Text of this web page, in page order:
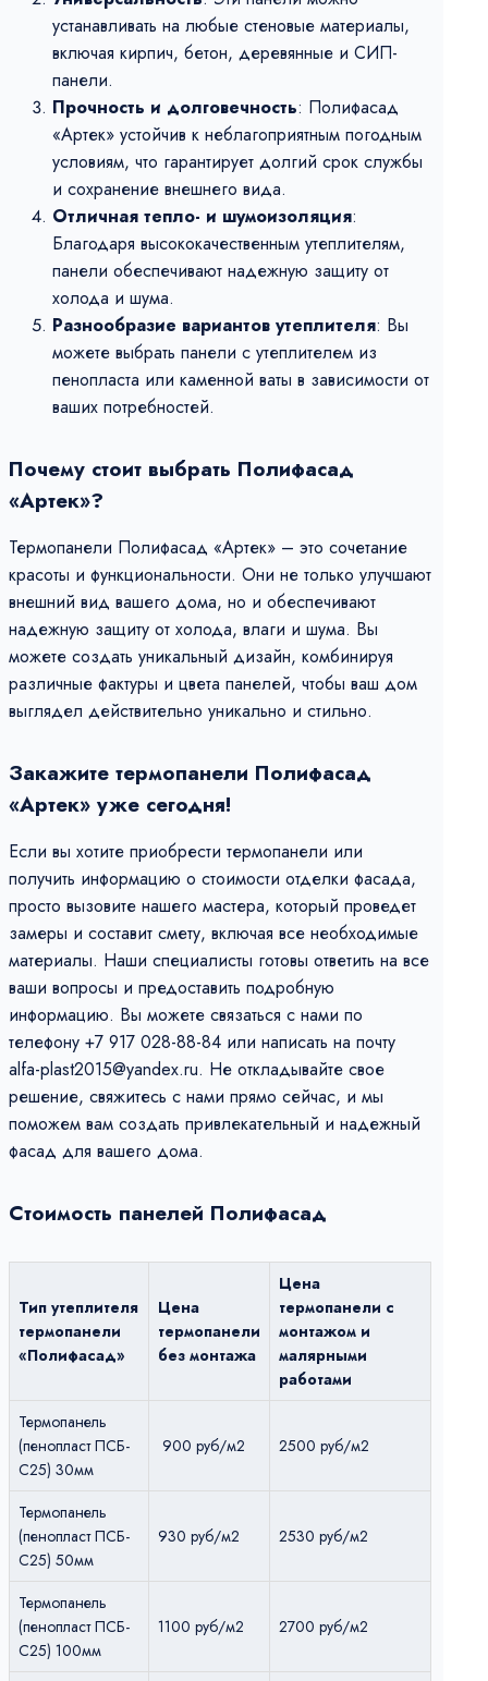
устанавливать на любые стеновые материалы,
включая кирпич, бетон, деревянные и СИП-
панели.
Прочность и долговечность: Полифасад
«Артек» устойчив к неблагоприятным погодным
условиям, что гарантирует долгий срок службы
и сохранение внешнего вида.
Отличная тепло- и шумоизоляция:
Благодаря высококачественным утеплителям,
панели обеспечивают надежную защиту от
холода и шума.
Разнообразие вариантов утеплителя: Вы
можете выбрать панели с утеплителем из
пенопласта или каменной ваты в зависимости от
ваших потребностей.
Почему стоит выбрать Полифасад
«Артек»?
Термопанели Полифасад «Артек» – это сочетание
красоты и функциональности. Они не только улучшают
внешний вид вашего дома, но и обеспечивают
надежную защиту от холода, влаги и шума. Вы
можете создать уникальный дизайн, комбинируя
различные фактуры и цвета панелей, чтобы ваш дом
выглядел действительно уникально и стильно.
Закажите термопанели Полифасад
«Артек» уже сегодня!
Если вы хотите приобрести термопанели или
получить информацию о стоимости отделки фасада,
просто вызовите нашего мастера, который проведет
замеры и составит смету, включая все необходимые
материалы. Наши специалисты готовы ответить на все
ваши вопросы и предоставить подробную
информацию. Вы можете связаться с нами по
телефону +7 917 028-88-84 или написать на почту
alfa-plast2015@yandex.ru. Не откладывайте свое
решение, свяжитесь с нами прямо сейчас, и мы
поможем вам создать привлекательный и надежный
фасад для вашего дома.
Стоимость панелей Полифасад
Тип утеплителя
термопанели
«Полифасад»
Цена
термопанели
без монтажа
Цена
термопанели с
монтажом и
малярными
работами
Термопанель
(пенопласт ПСБ-
С25) 30мм
900 руб/м2 2500 руб/м2
Термопанель
(пенопласт ПСБ-
С25) 50мм
930 руб/м2 2530 руб/м2
Термопанель
(пенопласт ПСБ-
С25) 100мм
1100 руб/м2 2700 руб/м2